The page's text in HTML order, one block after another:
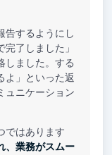
告するようにし
了しました」
しました。する
よ」といった返
ュニケーション
ではあります
、業務がスムー